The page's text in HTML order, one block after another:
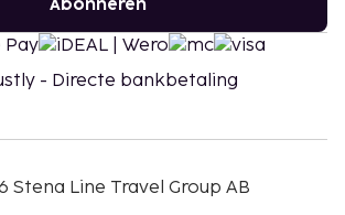
Abonneren
Stena Line Travel Group AB